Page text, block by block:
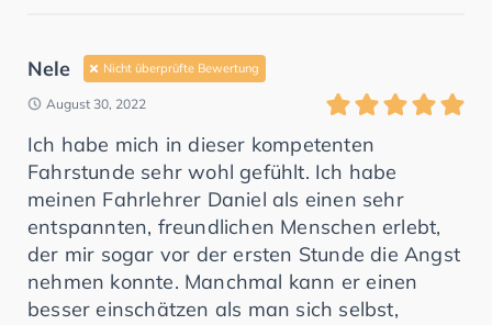
Nele Nicht überprüfte Bewertung
August 30, 2022
Ich habe mich in dieser kompetenten
Fahrstunde sehr wohl gefühlt. Ich habe
meinen Fahrlehrer Daniel als einen sehr
entspannten, freundlichen Menschen erlebt,
der mir sogar vor der ersten Stunde die Angst
nehmen konnte. Manchmal kann er einen
besser einschätzen als man sich selbst,